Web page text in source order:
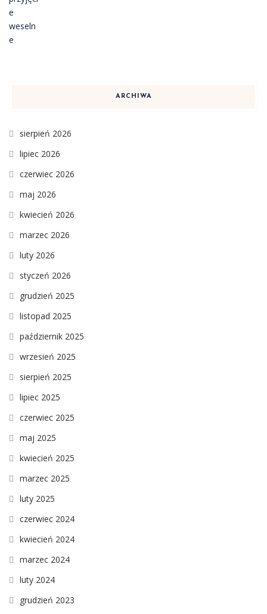
ARCHIWA
sierpień 2026
lipiec 2026
czerwiec 2026
maj 2026
kwiecień 2026
marzec 2026
luty 2026
styczeń 2026
grudzień 2025
listopad 2025
październik 2025
wrzesień 2025
sierpień 2025
lipiec 2025
czerwiec 2025
maj 2025
kwiecień 2025
marzec 2025
luty 2025
czerwiec 2024
kwiecień 2024
marzec 2024
luty 2024
grudzień 2023